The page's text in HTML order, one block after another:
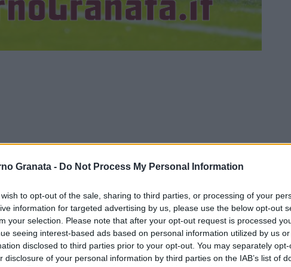
Granata - Do Not Process My Personal Information
to opt-out of the sale, sharing to third parties, or processing of your
information for targeted advertising by us, please use the below opt-out
your selection. Please note that after your opt-out request is processed
seeing interest-based ads based on personal information utilized by us
disclosed to third parties prior to your opt-out. You may separately
disclosure of your personal information by third parties on the IAB’s list of
La squadra di mister Giuseppe
alle 17:30 in occasione della dodicesima